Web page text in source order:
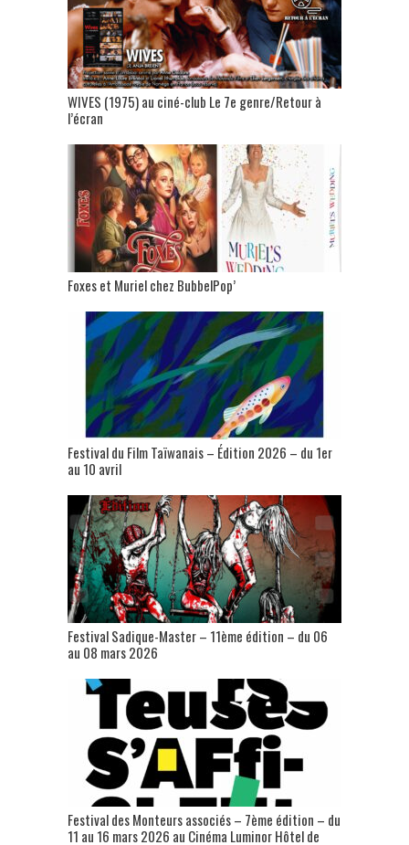
WIVES (1975) au ciné-club Le 7e genre/Retour à
l’écran
Foxes et Muriel chez BubbelPop’
Festival du Film Taïwanais – Édition 2026 – du 1er
au 10 avril
Festival Sadique-Master – 11ème édition – du 06
au 08 mars 2026
Festival des Monteurs associés – 7ème édition – du
11 au 16 mars 2026 au Cinéma Luminor Hôtel de